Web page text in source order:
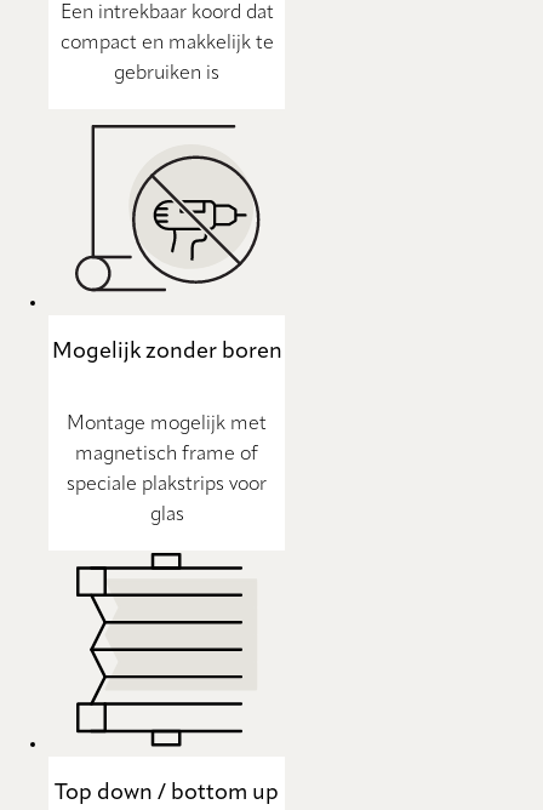
Een intrekbaar koord dat
compact en makkelijk te
gebruiken is
Mogelijk zonder boren
Montage mogelijk met
magnetisch frame of
speciale plakstrips voor
glas
Top down / bottom up